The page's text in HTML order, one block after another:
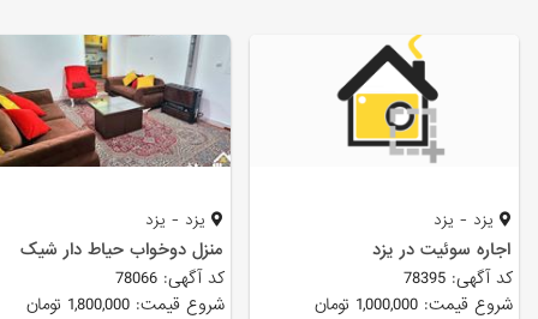
یزد - یزد
اجاره سوئیت در یزد
کد آگهی: 78395
شروع قیمت: 1,000,000 تومان
یزد - یزد
منزل دوخواب حیاط دار شیک
کد آگهی: 78066
شروع قیمت: 1,800,000 تومان